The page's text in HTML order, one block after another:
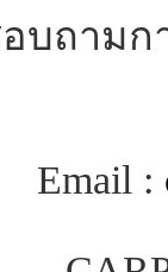
บถามก
Email :